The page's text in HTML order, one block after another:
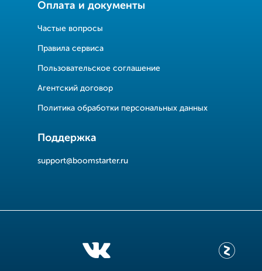
Оплата и документы
Частые вопросы
Правила сервиса
Пользовательское соглашение
Агентский договор
Политика обработки персональных данных
Поддержка
support@boomstarter.ru